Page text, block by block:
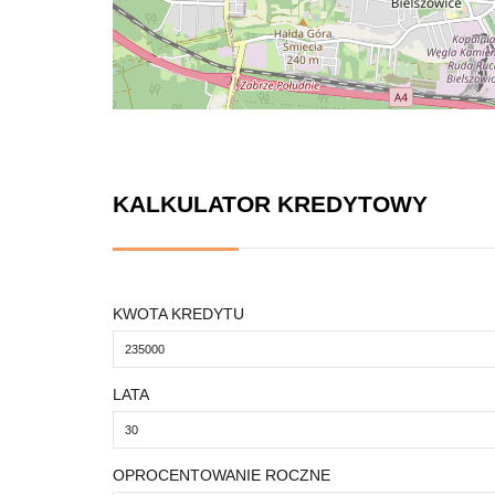
KALKULATOR KREDYTOWY
KWOTA KREDYTU
LATA
OPROCENTOWANIE ROCZNE